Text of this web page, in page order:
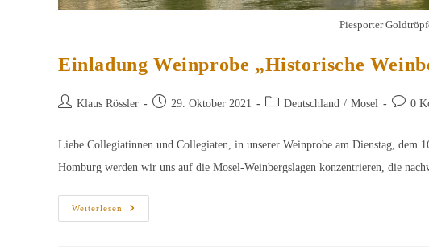
Piesporter
Einladung Weinprobe „Historische
Beitrags-Klaus Rössler
Beitrag29. Oktober 2021
Beitrags-
Deutschland / Mosel 0
Liebe Collegiatinnen und Collegiaten, in unserer Weinprobe am Dienstag, dem
Homburg werden wir uns auf die Mosel-Weinbergslagen konzentrieren, die
Weiterlesen
Einladung
Weinprobe